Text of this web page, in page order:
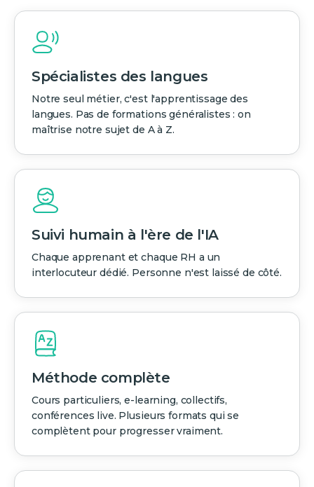
Spécialistes des langues
Notre seul métier, c'est l'apprentissage des
langues. Pas de formations généralistes : on
maîtrise notre sujet de A à Z.
Suivi humain à l'ère de l'IA
Chaque apprenant et chaque RH a un
interlocuteur dédié. Personne n'est laissé de côté.
Méthode complète
Cours particuliers, e-learning, collectifs,
conférences live. Plusieurs formats qui se
complètent pour progresser vraiment.